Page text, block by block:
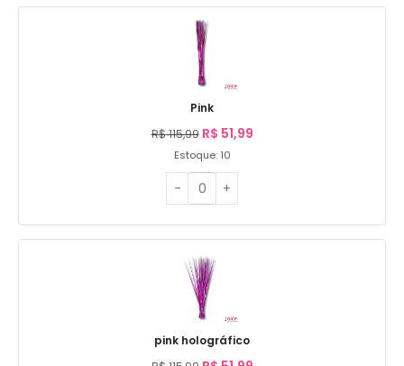
Pink
R$115,99 R$ 51,99
Estoque: 10
pink holográfico